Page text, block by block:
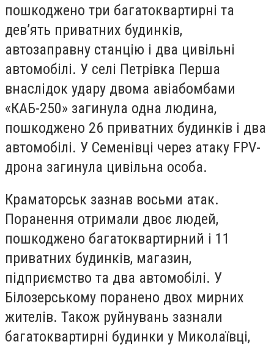
пошкоджено три багатоквартирні та
дев’ять приватних будинків,
автозаправну станцію і два цивільні
автомобілі. У селі Петрівка Перша
внаслідок удару двома авіабомбами
«КАБ-250» загинула одна людина,
пошкоджено 26 приватних будинків і два
автомобілі. У Семенівці через атаку FPV-
дрона загинула цивільна особа.
Краматорськ зазнав восьми атак.
Поранення отримали двоє людей,
пошкоджено багатоквартирний і 11
приватних будинків, магазин,
підприємство та два автомобілі. У
Білозерському поранено двох мирних
жителів. Також руйнувань зазнали
багатоквартирні будинки у Миколаївці,